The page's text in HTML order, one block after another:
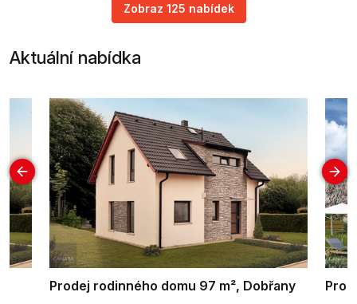
Zobraz 125 nabídek
Aktuální nabídka
Prodej rodinného domu 97 m², Dobřany